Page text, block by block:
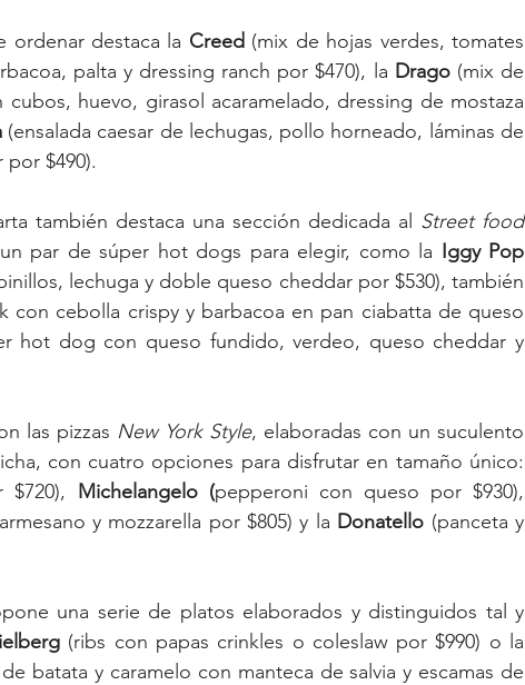
ordenar destaca la Creed (mix de hojas verdes, tomates
palta y dressing ranch por $470), la Drago (mix de
cubos, huevo, girasol acaramelado, dressing de mostaza
(ensalada caesar de lechugas, pollo horneado, láminas de
$490).
también destaca una sección dedicada al Street food
par de súper hot dogs para elegir, como la Iggy Pop
lechuga y doble queso cheddar por $530), también
con cebolla crispy y barbacoa en pan ciabatta de queso
hot dog con queso fundido, verdeo, queso cheddar y
las pizzas New York Style, elaboradas con un suculento
$720), Michelangelo (pepperoni con queso por $930),
y mozzarella por $805) y la Donatello (panceta y
una serie de platos elaborados y distinguidos tal y
(ribs con papas crinkles o coleslaw por $990) o la
batata y caramelo con manteca de salvia y escamas de